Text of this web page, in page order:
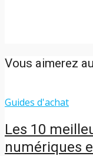
Vous aimerez
Guides d'achat
Les 10
numériques